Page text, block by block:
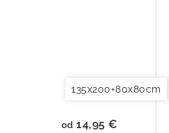
135x200+80x80cm
od 14,95 €